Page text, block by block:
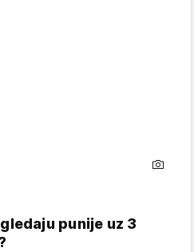
punije uz 3